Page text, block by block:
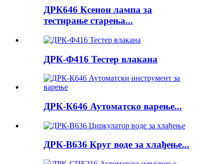
ДРК646 Ксенон лампа за
тестирање старења...
ДРК-Ф416 Тестер влакана
ДРК-К646 Аутоматско варење...
ДРК-В636 Круг воде за хлађење...